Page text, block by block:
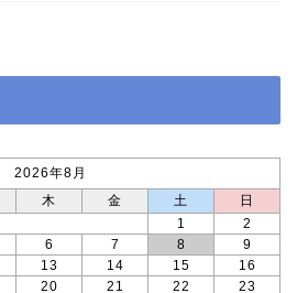
2026年8月
木 金 土
日
1
2
6 7 8
9
13 14 15
16
20 21 22 23
プロフィール profile
Twitter